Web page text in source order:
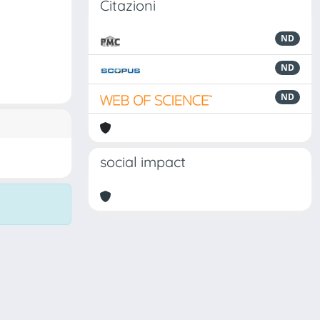
Citazioni
ND
ND
ND
social impact